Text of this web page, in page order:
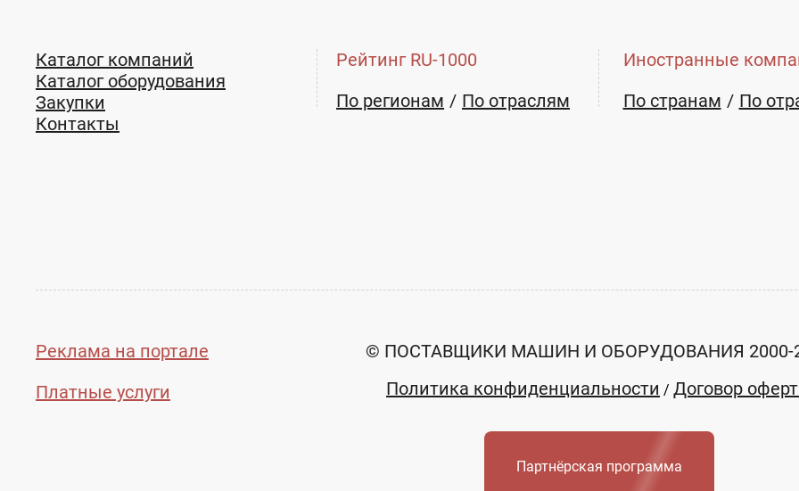
Каталог компаний
Каталог оборудования
Закупки
Контакты
Рейтинг RU-1000
По регионам
По отраслям
Иностранные
По странам
По
Реклама на портале
Платные услуги
© ПОСТАВЩИКИ МАШИН И ОБОРУДОВАНИЯ 2000-
Политика конфиденциальности / Договор
Партнёрская программа